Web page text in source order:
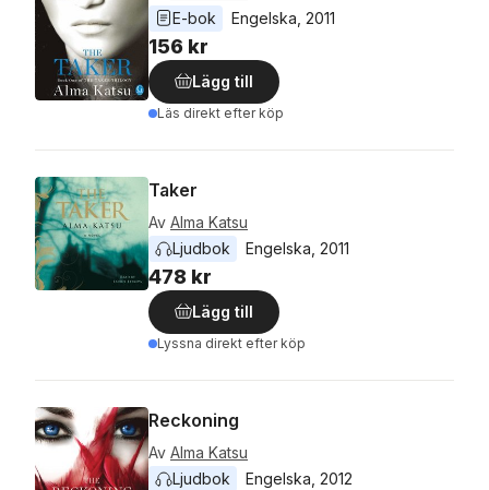
E-bok
Engelska 2011
156 kr
Lägg till
Läs direkt efter köp
Taker
Av Alma Katsu
Ljudbok
Engelska 2011
478 kr
Lägg till
Lyssna direkt efter köp
Reckoning
Av Alma Katsu
Ljudbok
Engelska 2012